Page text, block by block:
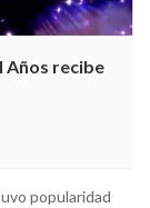
Años recibe
popularidad